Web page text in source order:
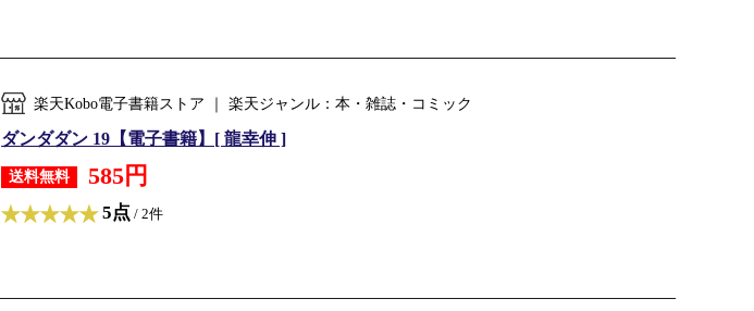
楽天Kobo電子書籍ストア ｜ 楽天ジャンル：本・雑誌・コミック
ダンダダン 19【電子書籍】[ 龍幸伸 ]
送料無料 585円
5点 / 2件